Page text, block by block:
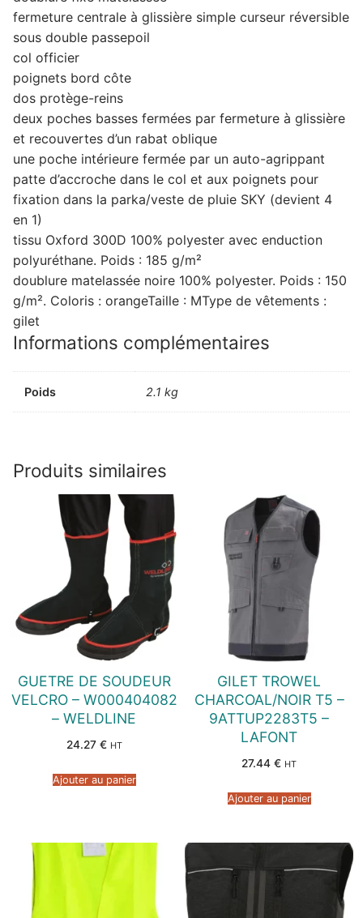
fermeture centrale à glissière simple curseur réversible
sous double passepoil
col officier
poignets bord côte
dos protège-reins
deux poches basses fermées par fermeture à glissière
et recouvertes d’un rabat oblique
une poche intérieure fermée par un auto-agrippant
patte d’accroche dans le col et aux poignets pour
fixation dans la parka/veste de pluie SKY (devient 4
en 1)
tissu Oxford 300D 100% polyester avec enduction
polyuréthane. Poids : 185 g/m²
doublure matelassée noire 100% polyester. Poids : 150
g/m². Coloris : orangeTaille : MType de vêtements :
gilet
Informations complémentaires
Poids 2.1 kg
Produits similaires
GUETRE DE SOUDEUR
VELCRO – W000404082
– WELDLINE
24.27 € HT
Ajouter au panier
GILET TROWEL
CHARCOAL/NOIR T5 –
9ATTUP2283T5 –
LAFONT
27.44 € HT
Ajouter au panier